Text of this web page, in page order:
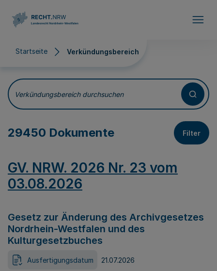
Startseite Verkündungsbereich
Verkündungsbereich
Verkündungsbereich durchsuchen
29450 Dokumente Filter
GV. NRW. 2026 Nr. 23 vom
03.08.2026
Gesetz zur Änderung des Archivgesetzes
Nordrhein-Westfalen und des
Kulturgesetzbuches
Ausfertigungsdatum 21.07.2026